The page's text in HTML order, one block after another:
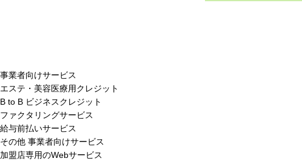
事業者向けサービス
エステ・美容医療用クレジット
B to B ビジネスクレジット
ファクタリングサービス
給与前払いサービス
その他 事業者向けサービス
加盟店専用のWebサービス